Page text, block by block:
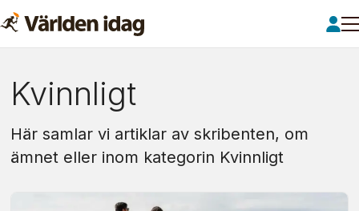
Om:
kvinnligt
Kvinnligt
Här samlar vi artiklar av skribenten, om
ämnet eller inom kategorin Kvinnligt